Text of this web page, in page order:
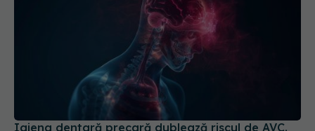
Igiena dentară precară dublează riscul de AVC.
Boala parodontală, impact semnificativ
05 aug 2024, 23:47